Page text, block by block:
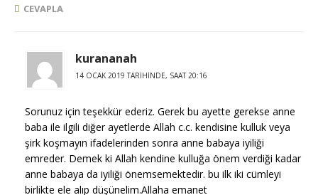
CEVAPLA
kurananah
14 OCAK 2019 TARIHINDE, SAAT 20:16
Sorunuz için teşekkür ederiz. Gerek bu ayette gerekse anne
baba ile ilgili diğer ayetlerde Allah c.c. kendisine kulluk veya
şirk koşmayın ifadelerinden sonra anne babaya iyiliği
emreder. Demek ki Allah kendine kulluğa önem verdiği kadar
anne babaya da iyiliği önemsemektedir. bu ilk iki cümleyi
birlikte ele alıp düşünelim.Allaha emanet